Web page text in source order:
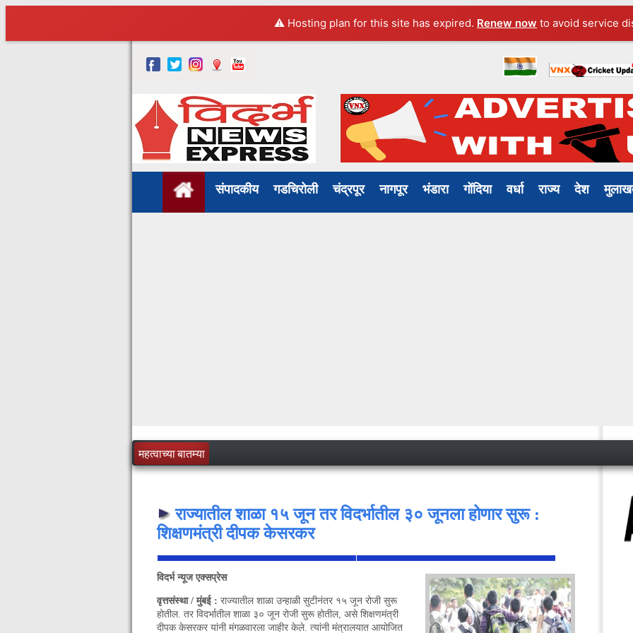
⚠️ Hosting plan for this site has expired. Renew now to avoid service
संपादकीय गडचिरोली चंद्रपूर नागपूर भंडारा गोंदिया वर्धा राज्य देश
महत्वाच्या बातम्या
राज्यातील शाळा १५ जून तर विदर्भातील ३० जूनला होणार सुरू :
शिक्षणमंत्री दीपक केसरकर
विदर्भ न्यूज एक्सप्रेस
वृत्तसंस्था / मुंबई : राज्यातील शाळा उन्हाळी सुटीनंतर १५ जून रोजी सुरू
होतील. तर विदर्भातील शाळा ३० जून रोजी सुरू होतील, असे शिक्षणमंत्री
दीपक केसरकर यांनी मंगळवारला जाहीर केले. त्यांनी मंत्रालयात आयोजित